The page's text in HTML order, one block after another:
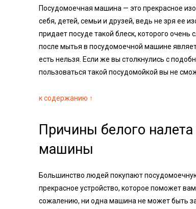
Посудомоечная машина — это прекрасное
себя, детей, семьи и друзей, ведь не зря
придает посуде такой блеск, которого
после мытья в посудомоечной машине
есть нельзя. Если же вы столкнулись с
пользоваться такой посудомойкой вы не
к содержанию ↑
Причины белого
машины
Большинство людей покупают
прекрасное устройство, которое поможет
сожалению, ни одна машина не может быть